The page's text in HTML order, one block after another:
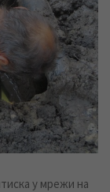
у мрежи на